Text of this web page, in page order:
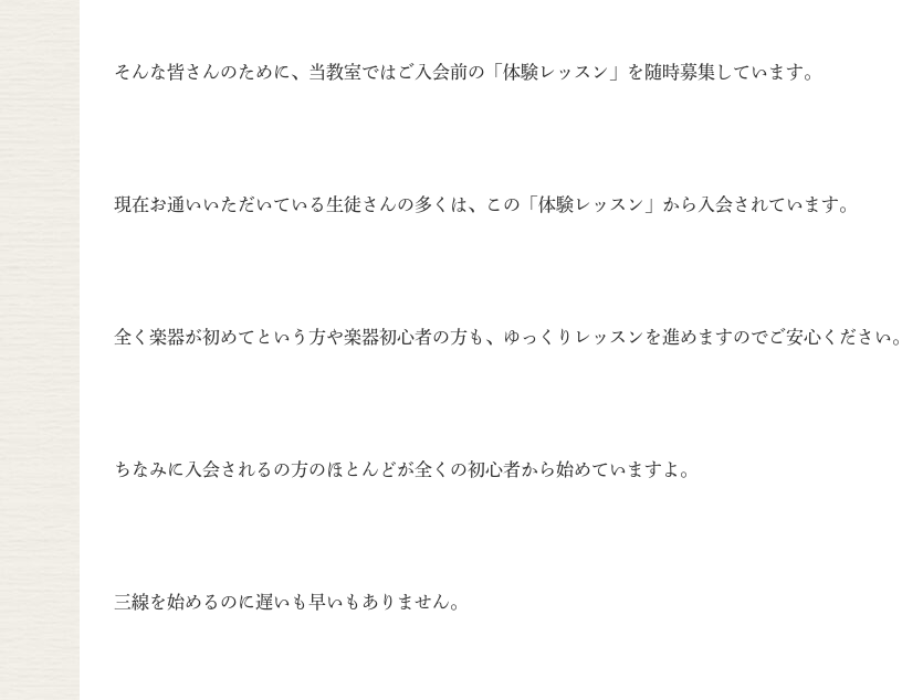
そんな皆さんのために、当教室ではご入会前の「体験レッスン」 を随時募集しています。
現在お通いいただいている生徒さんの多くは、この「 体験レッスン」から入会されています。
全く楽器が初めてという方や楽器初心者の方も、 ゆっくりレッスンを進めますのでご安心ください。
ちなみに入会されるの方のほとんどが全くの初心者から始めていますよ。
三線を始めるのに遅いも早いもありません。